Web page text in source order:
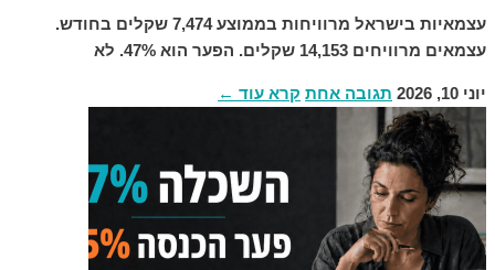
עצמאיות בישראל מרוויחות בממוצע 7,474 שקלים בחודש.
עצמאים מרוויחים 14,153 שקלים. הפער הוא 47%. לא
יוני 10, 2026 תגובה אחת קרא עוד ←